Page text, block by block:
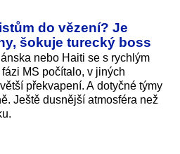
do vězení? Je
šokuje turecký boss
nebo Haiti se s rychlým
MS počítalo, v jiných
překvapení. A dotyčné týmy
Ještě dusnější atmosféra než